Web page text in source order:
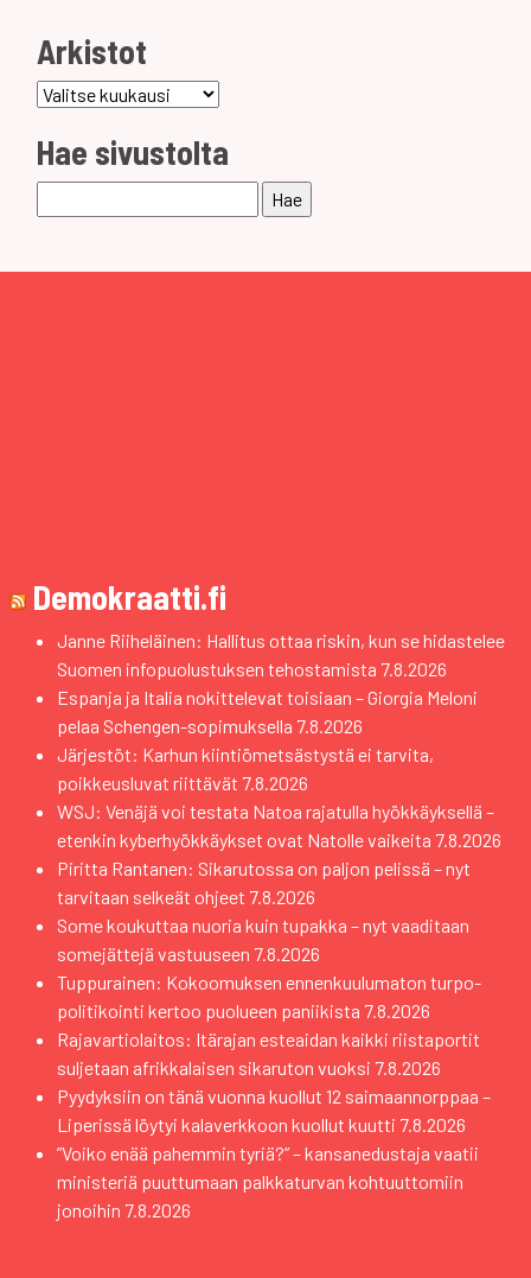
Arkistot
Arkistot
Hae sivustolta
Demokraatti.fi
Janne Riiheläinen: Hallitus ottaa riskin, kun se hidastelee
Suomen infopuolustuksen tehostamista 7.8.2026
Espanja ja Italia nokittelevat toisiaan – Giorgia Meloni
pelaa Schengen-sopimuksella 7.8.2026
Järjestöt: Karhun kiintiömetsästystä ei tarvita,
poikkeusluvat riittävät 7.8.2026
WSJ: Venäjä voi testata Natoa rajatulla hyökkäyksellä –
etenkin kyberhyökkäykset ovat Natolle vaikeita 7.8.2026
Piritta Rantanen: Sikarutossa on paljon pelissä – nyt
tarvitaan selkeät ohjeet 7.8.2026
Some koukuttaa nuoria kuin tupakka – nyt vaaditaan
somejättejä vastuuseen 7.8.2026
Tuppurainen: Kokoomuksen ennenkuulumaton turpo-
politikointi kertoo puolueen paniikista 7.8.2026
Rajavartiolaitos: Itärajan esteaidan kaikki riistaportit
suljetaan afrikkalaisen sikaruton vuoksi 7.8.2026
Pyydyksiin on tänä vuonna kuollut 12 saimaannorppaa –
Liperissä löytyi kalaverkkoon kuollut kuutti 7.8.2026
”Voiko enää pahemmin tyriä?” – kansanedustaja vaatii
ministeriä puuttumaan palkkaturvan kohtuuttomiin
jonoihin 7.8.2026